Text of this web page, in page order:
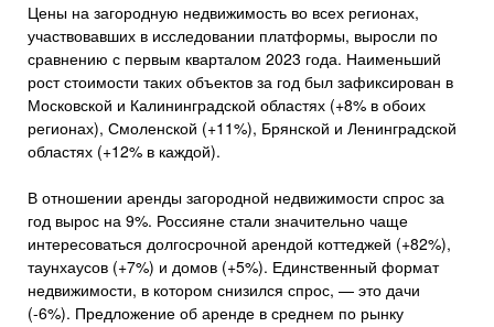
Цены на загородную недвижимость во всех регионах,
участвовавших в исследовании платформы, выросли по
сравнению с первым кварталом 2023 года. Наименьший
рост стоимости таких объектов за год был зафиксирован в
Московской и Калининградской областях (+8% в обоих
регионах), Смоленской (+11%), Брянской и Ленинградской
областях (+12% в каждой).
В отношении аренды загородной недвижимости спрос за
год вырос на 9%. Россияне стали значительно чаще
интересоваться долгосрочной арендой коттеджей (+82%),
таунхаусов (+7%) и домов (+5%). Единственный формат
недвижимости, в котором снизился спрос, — это дачи
(-6%). Предложение об аренде в среднем по рынку